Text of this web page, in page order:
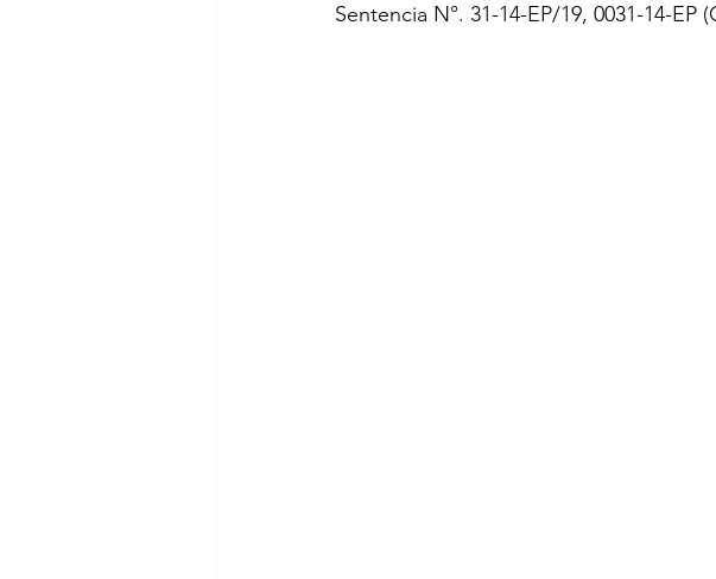
Sentencia N°. 31-14-EP/19, 0031-14-